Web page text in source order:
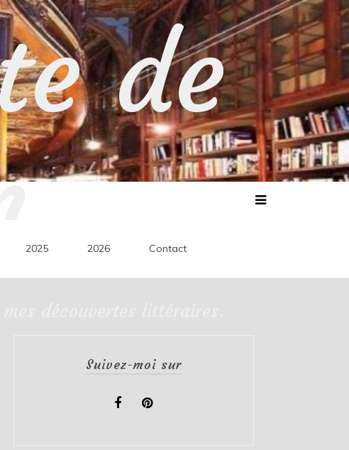
de
2025 2026 Contact
Suivez-moi sur